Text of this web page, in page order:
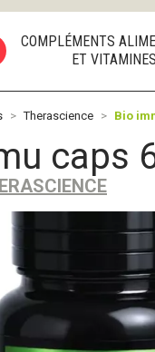
COMPLÉMENTS
ET VITAMINES
Therascience Bio
caps